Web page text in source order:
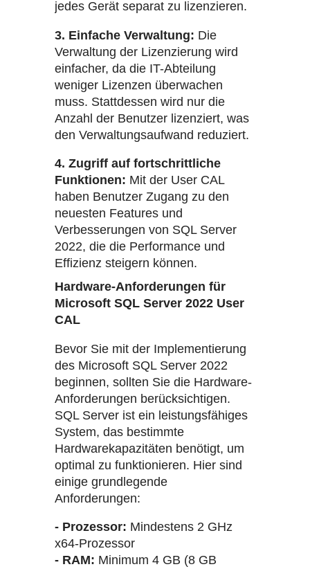
jedes Gerät separat zu lizenzieren.
3. Einfache Verwaltung: Die
Verwaltung der Lizenzierung wird
einfacher, da die IT-Abteilung
weniger Lizenzen überwachen
muss. Stattdessen wird nur die
Anzahl der Benutzer lizenziert, was
den Verwaltungsaufwand reduziert.
4. Zugriff auf fortschrittliche
Funktionen: Mit der User CAL
haben Benutzer Zugang zu den
neuesten Features und
Verbesserungen von SQL Server
2022, die die Performance und
Effizienz steigern können.
Hardware-Anforderungen für
Microsoft SQL Server 2022 User
CAL
Bevor Sie mit der Implementierung
des Microsoft SQL Server 2022
beginnen, sollten Sie die Hardware-
Anforderungen berücksichtigen.
SQL Server ist ein leistungsfähiges
System, das bestimmte
Hardwarekapazitäten benötigt, um
optimal zu funktionieren. Hier sind
einige grundlegende
Anforderungen:
- Prozessor: Mindestens 2 GHz
x64-Prozessor
- RAM: Minimum 4 GB (8 GB